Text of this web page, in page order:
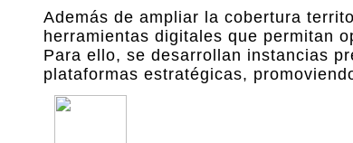
Además de ampliar la cobertura
herramientas digitales que permitan
Para ello, se desarrollan instancias
plataformas estratégicas,